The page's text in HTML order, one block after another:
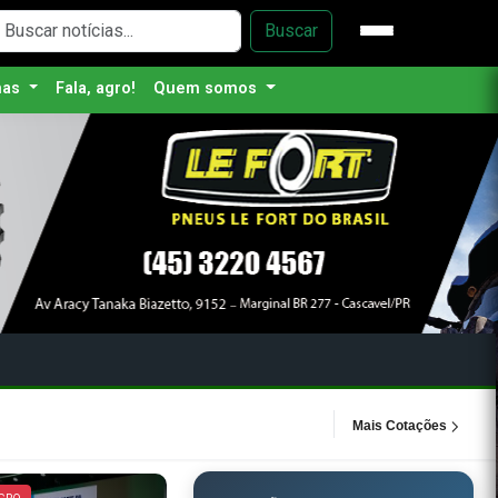
notícias
Buscar
Fala, agro! Quem somos
Mais Cotações